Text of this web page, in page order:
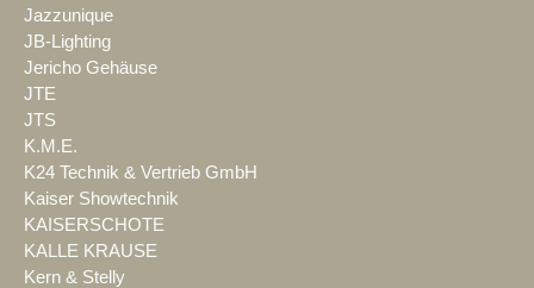
Jazzunique
JB-Lighting
Jericho Gehäuse
JTE
JTS
K.M.E.
K24 Technik & Vertrieb GmbH
Kaiser Showtechnik
KAISERSCHOTE
KALLE KRAUSE
Kern & Stelly